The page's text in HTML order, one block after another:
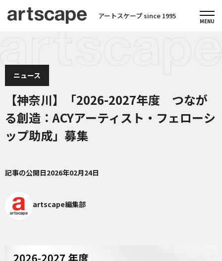
アートスケープ since 1995
ニュース
【神奈川】「2026-2027年度 つなが
る創造：ACYアーティスト・フェローシ
ップ助成」募集
記事の公開日2026年02月24日
artscape編集部